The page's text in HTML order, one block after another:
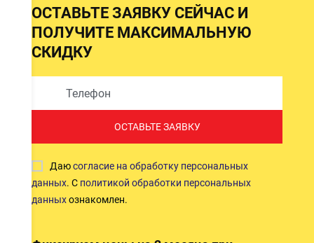
ОСТАВЬТЕ ЗАЯВКУ СЕЙЧАС И
ПОЛУЧИТЕ МАКСИМАЛЬНУЮ
СКИДКУ
ОСТАВЬТЕ ЗАЯВКУ
Даюсогласие на обработку персональных
данных. С политикой обработки персональных
данныхознакомлен.